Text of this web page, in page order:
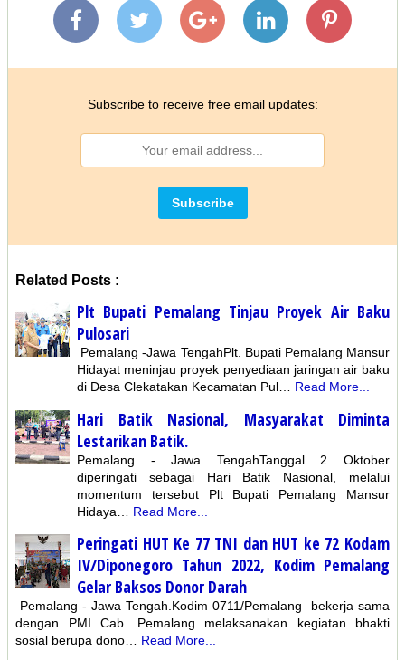
Subscribe to receive free email updates:
Related Posts :
Plt Bupati Pemalang Tinjau Proyek Air Baku
Pulosari
Pemalang -Jawa TengahPlt. Bupati Pemalang Mansur
Hidayat meninjau proyek penyediaan jaringan air baku
di Desa Clekatakan Kecamatan Pul…
Read More...
Hari Batik Nasional, Masyarakat Diminta
Lestarikan Batik.
Pemalang - Jawa TengahTanggal 2 Oktober
diperingati sebagai Hari Batik Nasional, melalui
momentum tersebut Plt Bupati Pemalang Mansur
Hidaya…
Read More...
Peringati HUT Ke 77 TNI dan HUT ke 72 Kodam
IV/Diponegoro Tahun 2022, Kodim Pemalang
Gelar Baksos Donor Darah
Pemalang - Jawa Tengah.Kodim 0711/Pemalang bekerja sama
dengan PMI Cab. Pemalang melaksanakan kegiatan bhakti
sosial berupa dono…
Read More...